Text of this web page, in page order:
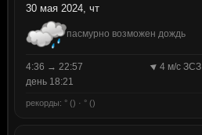
30 мая 2024, чт
пасмурно возможен дождь
4:36 → 22:57
4 м/с ЗСЗ
день 18:21
рекорды: ° () · ° ()